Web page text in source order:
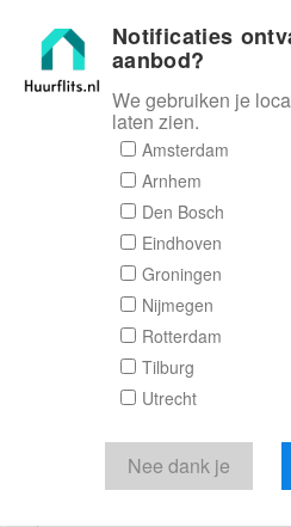
Verstuur je
Door een bericht te sturen
aanbieder of makelaar van de
Notificaties
aanbod?
We gebruiken je
laten zien.
Amsterdam
Arnhem
Den Bosch
Eindhoven
Groningen
Nijmegen
Rotterdam
Tilburg
Utrecht
Nee dank je